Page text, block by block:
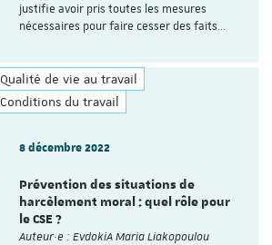
justifie avoir pris toutes les mesures
nécessaires pour faire cesser des faits…
Qualité de vie au travail
Conditions du travail
8 décembre 2022
Prévention des situations de
harcèlement moral : quel rôle pour
le CSE ?
Auteur·e : EvdokiA Maria Liakopoulou